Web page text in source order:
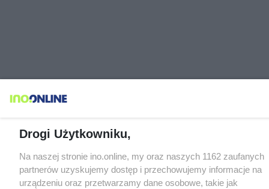
Drogi Użytkowniku,
Na naszej stronie ino.online, my oraz naszych 1162 zaufanych
partnerów uzyskujemy dostęp i przechowujemy informacje na
urządzeniu oraz przetwarzamy dane osobowe, takie jak